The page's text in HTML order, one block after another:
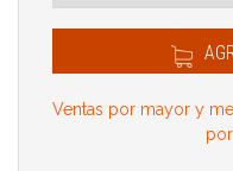
Ventas por mayor y